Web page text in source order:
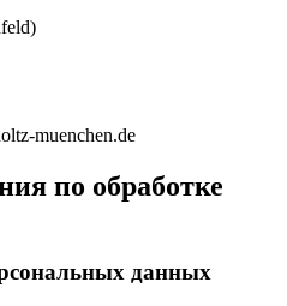
muenchen.de
по обработке
данных